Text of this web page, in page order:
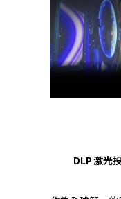
DLP 激光